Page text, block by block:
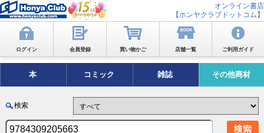
オンライン書店
【ホンヤクラブドットコム】
ログイン 会員登録 買い物かご 店舗一覧 ご利用ガイド
本 コミック 雑誌 その他商材
検索